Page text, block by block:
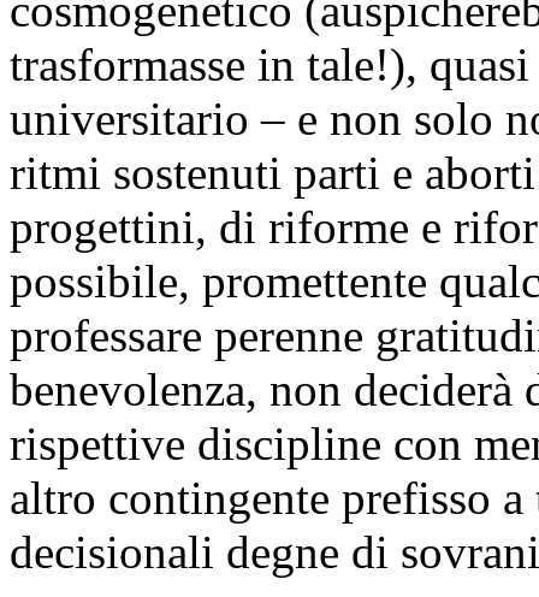
trasformasse in tale!),
universitario – e non solo
ritmi sostenuti parti e
progettini, di riforme e
possibile, promettente
professare perenne
benevolenza, non
rispettive discipline con
altro contingente prefisso
decisionali degne di